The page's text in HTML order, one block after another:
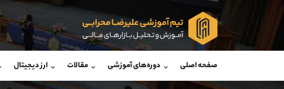
صفحه اصلی دوره‌های آموزشی مقالات ارز دیجیتال